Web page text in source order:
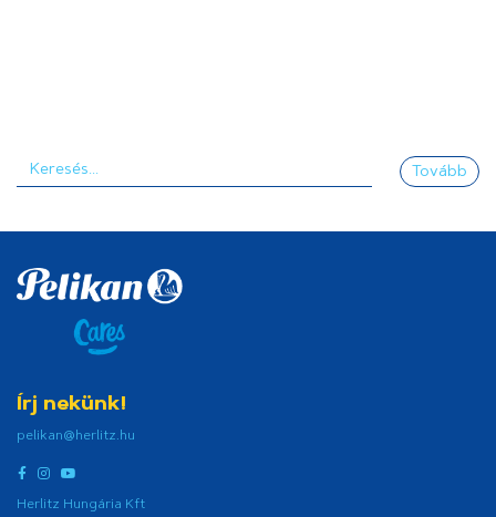
Tovább
Írj nekünk!
pelikan@herlitz.hu
Herlitz Hungária Kft